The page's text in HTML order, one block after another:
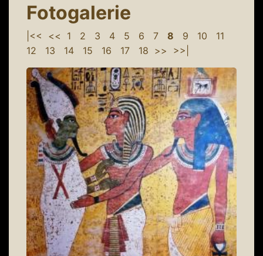
Fotogalerie
|<< << 1 2 3 4 5 6 7 8 9 10
11
12
13 14 15 16 17 18 >> >>|